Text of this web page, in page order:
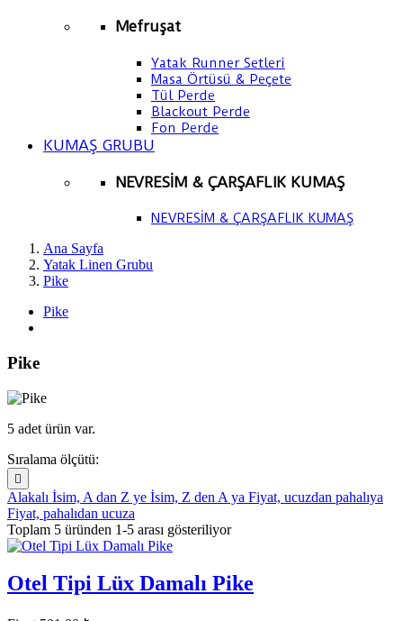
Mefruşat
Yatak Runner Setleri
Masa Örtüsü & Peçete
Tül Perde
Blackout Perde
Fon Perde
KUMAŞ GRUBU
NEVRESİM & ÇARŞAFLIK KUMAŞ
NEVRESİM & ÇARŞAFLIK KUMAŞ
Ana Sayfa
Yatak Linen Grubu
Pike
Pike
Pike
5 adet ürün var.
Sıralama ölçütü:

Alakalı İsim, A dan Z ye İsim, Z den A ya Fiyat, ucuzdan pahalıya
Fiyat, pahalıdan ucuza
Toplam 5 üründen 1-5 arası gösteriliyor
Otel Tipi Lüx Damalı Pike